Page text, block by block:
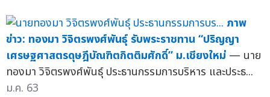
ภาพ
ข่าว: ทองมา วิจิตรพงศ์พันธุ์ รับพระราชทาน “ปริญญา
เศรษฐศาสตรดุษฎีบัณฑิตกิตติมศักดิ์” ม.เชียงใหม่ — นาย
ทองมา วิจิตรพงศ์พันธุ์ ประธานกรรมการบริหาร และประธ...
ม.ค. 63